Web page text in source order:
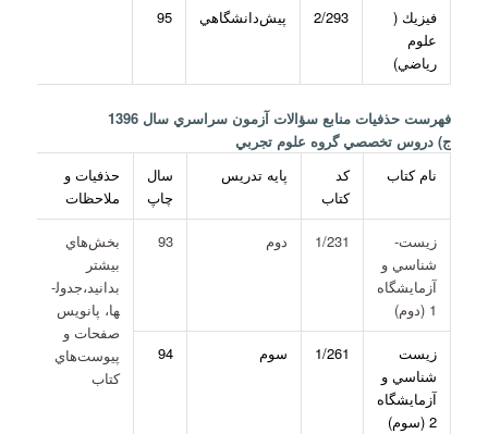
فيزيك (
علوم
رياضي)
2/293 پيش‌دانشگاهي 95
فهرست حذفيات منابع سؤالات آزمون سراسري سال 1396
ج) دروس تخصصي گروه علوم تجربي
نام كتاب
كد
كتاب
پايه تدريس
سال
چاپ
حذفيات و
ملاحظات
زيست­
شناسي و
آزمايشگاه
1 (دوم)
1/231 دوم 93
بخش‌هاي
بيشتر
بدانيد،جدول­
ها، پانويس
صفحات و
پيوست‌هاي
كتاب
زيست
شناسي و
آزمايشگاه
2 (سوم)
1/261 سوم 94